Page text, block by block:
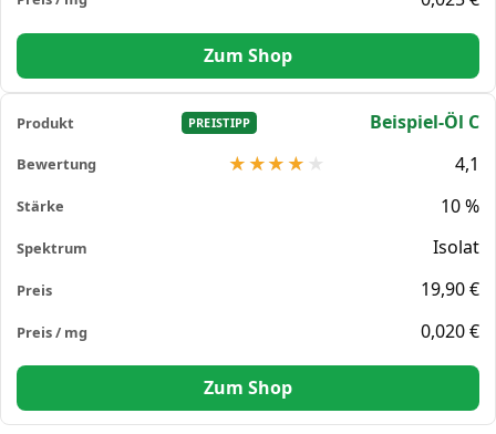
Zum Shop
PREISTIPP
Beispiel-Öl C
4,1
10 %
Isolat
19,90 €
0,020 €
Zum Shop